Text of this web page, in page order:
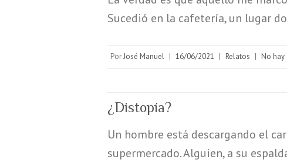
Sucedió en la cafetería, un lugar
PorJosé Manuel | 16/06/2021 | Relatos | No
¿Distopía?
Un hombre está descargando el
supermercado. Alguien, a su